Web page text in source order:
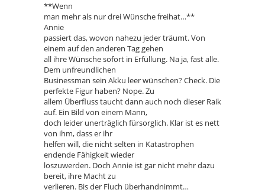
**Wenn
man mehr als nur drei Wünsche freihat…**
Annie
passiert das, wovon nahezu jeder träumt. Von
einem auf den anderen Tag gehen
all ihre Wünsche sofort in Erfüllung. Na ja, fast alle.
Dem unfreundlichen
Businessman sein Akku leer wünschen? Check. Die
perfekte Figur haben? Nope. Zu
allem Überfluss taucht dann auch noch dieser Raik
auf. Ein Bild von einem Mann,
doch leider unerträglich fürsorglich. Klar ist es nett
von ihm, dass er ihr
helfen will, die nicht selten in Katastrophen
endende Fähigkeit wieder
loszuwerden. Doch Annie ist gar nicht mehr dazu
bereit, ihre Macht zu
verlieren. Bis der Fluch überhandnimmt…